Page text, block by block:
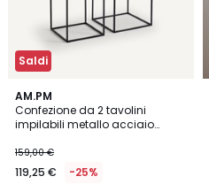
Saldi
AM.PM
Confezione da 2 tavolini
impilabili metallo acciaio
159,00 €
119,25 € -25%
4,4
/ 5